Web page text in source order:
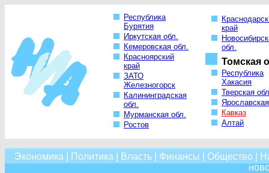
Республика
Бурятия
Иркутская обл.
Кемеровская обл.
Красноярский
край
ЗАТО
Железногорск
Калининградская
обл.
Мурманская обл.
Ростов
край
обл.
Томская
Республика
Хакасия
Тверская
Кавказ
Алтай
Экономика Политика Власть| Финансы Общество